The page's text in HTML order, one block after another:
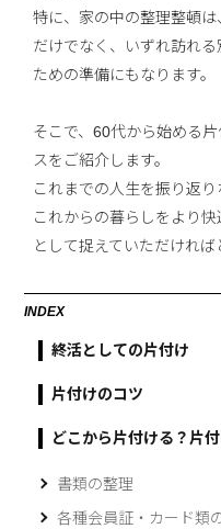
特に、家の中の整理整頓
だけでなく、いずれ訪れ
ための準備にもなります。
そこで、60代から始める
スをご紹介します。
これまでの人生を振り返
これからの暮らしをより
として捉えていただければ
INDEX
終活としての片付け
片付けのコツ
どこから片付ける？片
書類の整理
各種会員証・カード類